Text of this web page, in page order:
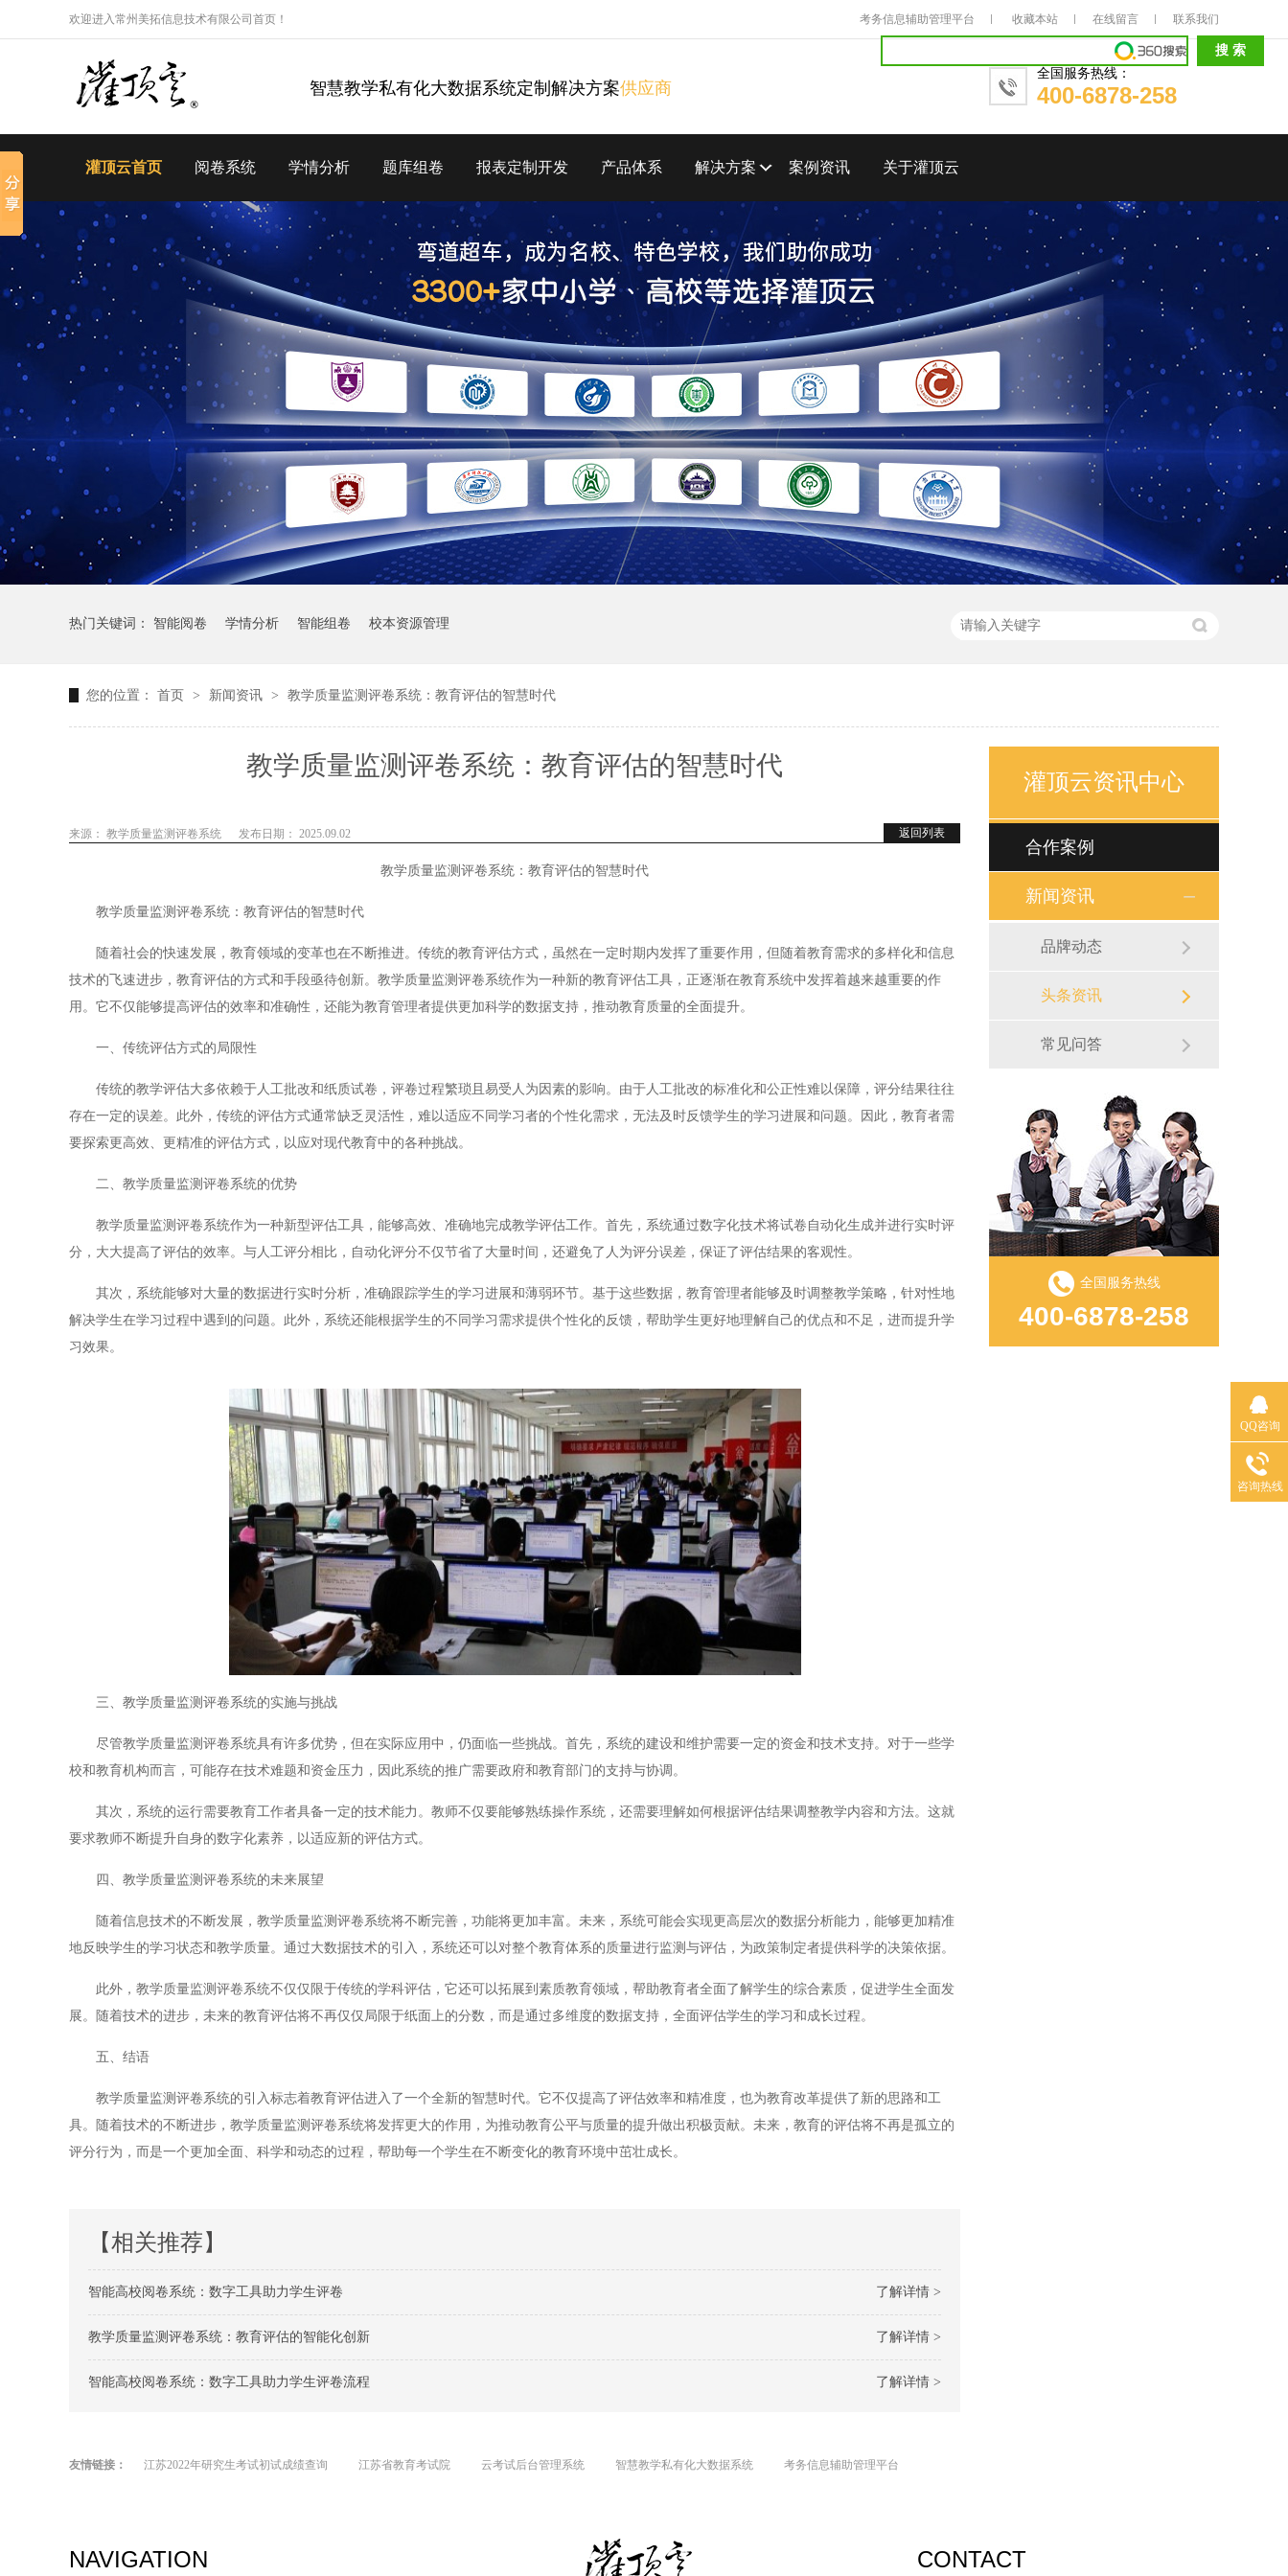
考务信息辅助管理平台 收藏本站 在线留言 联系我们
欢迎进入常州美拓信息技术有限公司首页！
智慧教学私有化大数据系统定制解决方案供应商
全国服务热线：
400-6878-258
灌顶云首页 阅卷系统 学情分析 题库组卷 报表定制开发 产品体系 解决方案 案例资讯 关于灌顶云
热门关键词： 智能阅卷 学情分析 智能组卷 校本资源管理
您的位置： 首页 > 新闻资讯 > 教学质量监测评卷系统：教育评估的智慧时代
教学质量监测评卷系统：教育评估的智慧时代
返回列表
来源： 教学质量监测评卷系统 发布日期： 2025.09.02
教学质量监测评卷系统：教育评估的智慧时代
教学质量监测评卷系统：教育评估的智慧时代
随着社会的快速发展，教育领域的变革也在不断推进。传统的教育评估方式，虽然在一定时期内发挥了重要作用，但随着教育需求的多样化和信息
技术的飞速进步，教育评估的方式和手段亟待创新。教学质量监测评卷系统作为一种新的教育评估工具，正逐渐在教育系统中发挥着越来越重要的作
用。它不仅能够提高评估的效率和准确性，还能为教育管理者提供更加科学的数据支持，推动教育质量的全面提升。
一、传统评估方式的局限性
传统的教学评估大多依赖于人工批改和纸质试卷，评卷过程繁琐且易受人为因素的影响。由于人工批改的标准化和公正性难以保障，评分结果往往
存在一定的误差。此外，传统的评估方式通常缺乏灵活性，难以适应不同学习者的个性化需求，无法及时反馈学生的学习进展和问题。因此，教育者需
要探索更高效、更精准的评估方式，以应对现代教育中的各种挑战。
二、教学质量监测评卷系统的优势
教学质量监测评卷系统作为一种新型评估工具，能够高效、准确地完成教学评估工作。首先，系统通过数字化技术将试卷自动化生成并进行实时评
分，大大提高了评估的效率。与人工评分相比，自动化评分不仅节省了大量时间，还避免了人为评分误差，保证了评估结果的客观性。
其次，系统能够对大量的数据进行实时分析，准确跟踪学生的学习进展和薄弱环节。基于这些数据，教育管理者能够及时调整教学策略，针对性地
解决学生在学习过程中遇到的问题。此外，系统还能根据学生的不同学习需求提供个性化的反馈，帮助学生更好地理解自己的优点和不足，进而提升学
习效果。
三、教学质量监测评卷系统的实施与挑战
尽管教学质量监测评卷系统具有许多优势，但在实际应用中，仍面临一些挑战。首先，系统的建设和维护需要一定的资金和技术支持。对于一些学
校和教育机构而言，可能存在技术难题和资金压力，因此系统的推广需要政府和教育部门的支持与协调。
其次，系统的运行需要教育工作者具备一定的技术能力。教师不仅要能够熟练操作系统，还需要理解如何根据评估结果调整教学内容和方法。这就
要求教师不断提升自身的数字化素养，以适应新的评估方式。
四、教学质量监测评卷系统的未来展望
随着信息技术的不断发展，教学质量监测评卷系统将不断完善，功能将更加丰富。未来，系统可能会实现更高层次的数据分析能力，能够更加精准
地反映学生的学习状态和教学质量。通过大数据技术的引入，系统还可以对整个教育体系的质量进行监测与评估，为政策制定者提供科学的决策依据。
此外，教学质量监测评卷系统不仅仅限于传统的学科评估，它还可以拓展到素质教育领域，帮助教育者全面了解学生的综合素质，促进学生全面发
展。随着技术的进步，未来的教育评估将不再仅仅局限于纸面上的分数，而是通过多维度的数据支持，全面评估学生的学习和成长过程。
五、结语
教学质量监测评卷系统的引入标志着教育评估进入了一个全新的智慧时代。它不仅提高了评估效率和精准度，也为教育改革提供了新的思路和工
具。随着技术的不断进步，教学质量监测评卷系统将发挥更大的作用，为推动教育公平与质量的提升做出积极贡献。未来，教育的评估将不再是孤立的
评分行为，而是一个更加全面、科学和动态的过程，帮助每一个学生在不断变化的教育环境中茁壮成长。
【相关推荐】
了解详情 >
智能高校阅卷系统：数字工具助力学生评卷
了解详情 >
教学质量监测评卷系统：教育评估的智能化创新
了解详情 >
智能高校阅卷系统：数字工具助力学生评卷流程
灌顶云资讯中心
合作案例
新闻资讯
品牌动态
头条资讯
常见问答
全国服务热线
400-6878-258
友情链接： 江苏2022年研究生考试初试成绩查询 江苏省教育考试院 云考试后台管理系统 智慧教学私有化大数据系统 考务信息辅助管理平台
NAVIGATION CONTACT
QQ咨询
咨询热线